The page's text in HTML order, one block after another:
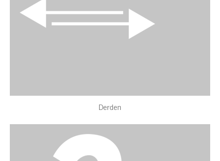
Derden